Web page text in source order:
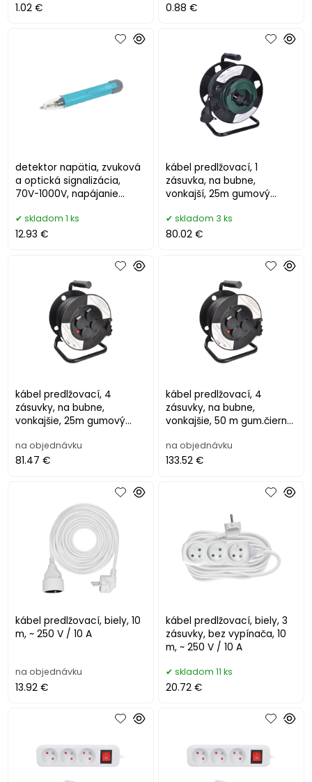
1.02 € 0.88 €
detektor napätia, zvuková
a optická signalizácia,
70V-1000V, napájanie
skladom 1 ks
12.93 €
kábel predlžovací, 1
zásuvka, na bubne,
vonkajší, 25m gumový
skladom 3 ks
80.02 €
kábel predlžovací, 4
zásuvky, na bubne,
vonkajšie, 25m gumový
na objednávku
81.47 €
kábel predlžovací, 4
zásuvky, na bubne,
vonkajšie, 50 m gum.čierny
na objednávku
133.52 €
kábel predlžovací, biely, 10
m, ~ 250 V / 10 A
na objednávku
13.92 €
kábel predlžovací, biely, 3
zásuvky, bez vypínača, 10
m, ~ 250 V / 10 A
skladom 11 ks
20.72 €